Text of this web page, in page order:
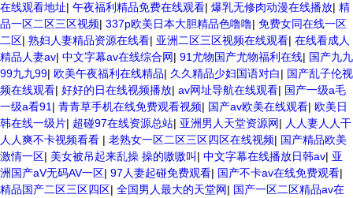
在线观看地址| 午夜福利精品免费在线观看| 爆乳无修肉动漫在线播放| 精
品一区二区三区视频| 337p欧美日本大胆精品色噜噜| 免费女同在线一区
二区| 熟妇人妻精品资源在线看| 亚洲二区三区视频在线观看| 在线看成人
精品人妻av| 中文字幕av在线综合网| 91尤物国产尤物福利在线| 国产九九
99九九99| 欧美午夜福利在线精品| 久久精品少妇国语对白| 国产乱子伦视
频在线观看| 好好的日在线视频播放| av网址导航在线观看| 国产一级a毛
一级a看91 | 青青草手机在线免费观看视频| 国产av欧美在线观看| 欧美日
韩在线一级片| 超碰97在线资源总站| 亚洲男人天堂资源网| 人人妻人人干
人人爽不卡视频看看 | 老熟女一区二区三区四区在线视频| 国产精品欧美
激情一区| 美女被吊起来乱操 操的嗷嗷叫 | 中文字幕在线播放日韩av| 亚
洲国产aV无码AV一区| 97人妻起碰免费观看| 国产不卡av在线免费观看|
精品国产二区三区四区| 全国男人最大的天堂网| 国产一区二区精品av在